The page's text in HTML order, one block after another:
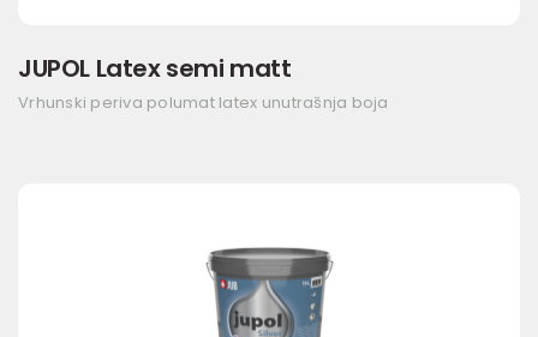
JUPOL Latex semi matt
Vrhunski periva polumat latex unutrašnja boja